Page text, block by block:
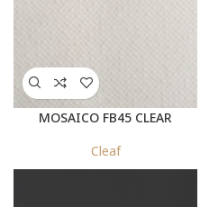
MOSAICO FB45 CLEAR
Cleaf